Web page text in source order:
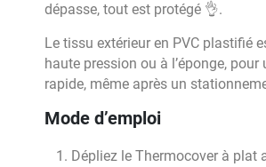
dépasse, tout est protégé 👌.
Le tissu extérieur en PVC plastifié
haute pression ou à l’éponge, pour
rapide, même après un
Mode d’emploi
Dépliez le Thermocover à plat